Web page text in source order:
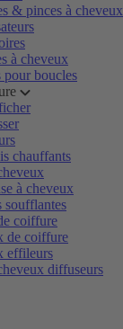
& pinces à cheveux
à cheveux
pour boucles
chauffants
à cheveux
soufflantes
coiffure
de coiffure
effileurs
diffuseurs